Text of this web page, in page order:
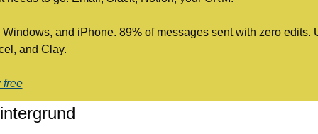
and iPhone. 89% of messages sent with zero edits.
and Clay.
free